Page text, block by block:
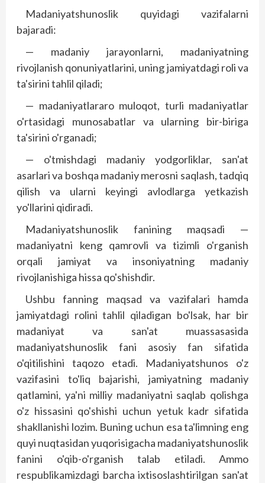
Madaniyatshunoslik quyidagi vazifalarni
bajaradi:
— madaniy jarayonlarni, madaniyatning
rivojlanish qonuniyatlarini, uning jamiyatdagi roli va
ta'sirini tahlil qiladi;
— madaniyatlararo muloqot, turli madaniyatlar
o'rtasidagi munosabatlar va ularning bir-biriga
ta'sirini o'rganadi;
— o'tmishdagi madaniy yodgorliklar, san'at
asarlari va boshqa madaniy merosni saqlash, tadqiq
qilish va ularni keyingi avlodlarga yetkazish
yo'llarini qidiradi.
Madaniyatshunoslik fanining maqsadi —
madaniyatni keng qamrovli va tizimli o'rganish
orqali jamiyat va insoniyatning madaniy
rivojlanishiga hissa qo'shishdir.
Ushbu fanning maqsad va vazifalari hamda
jamiyatdagi rolini tahlil qiladigan bo'lsak, har bir
madaniyat va san'at muassasasida
madaniyatshunoslik fani asosiy fan sifatida
o'qitilishini taqozo etadi. Madaniyatshunos o'z
vazifasini to'liq bajarishi, jamiyatning madaniy
qatlamini, ya'ni milliy madaniyatni saqlab qolishga
o'z hissasini qo'shishi uchun yetuk kadr sifatida
shakllanishi lozim. Buning uchun esa ta'limning eng
quyi nuqtasidan yuqorisigacha madaniyatshunoslik
fanini o'qib-o'rganish talab etiladi. Ammo
respublikamizdagi barcha ixtisoslashtirilgan san'at